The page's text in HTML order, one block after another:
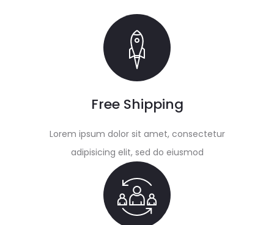
Free Shipping
Lorem ipsum dolor sit amet, consectetur
adipisicing elit, sed do eiusmod